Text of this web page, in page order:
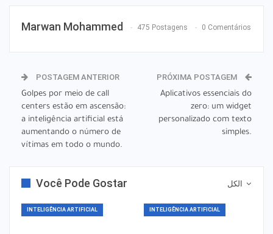
Marwan Mohammed 475 Postagens 0 Comentários
POSTAGEM ANTERIOR
Golpes por meio de call
centers estão em ascensão:
a inteligência artificial está
aumentando o número de
vítimas em todo o mundo.
PRÓXIMA POSTAGEM
Aplicativos essenciais do
zero: um widget
personalizado com texto
simples.
Você Pode Gostar
INTELIGÊNCIA ARTIFICIAL INTELIGÊNCIA ARTIFICIAL